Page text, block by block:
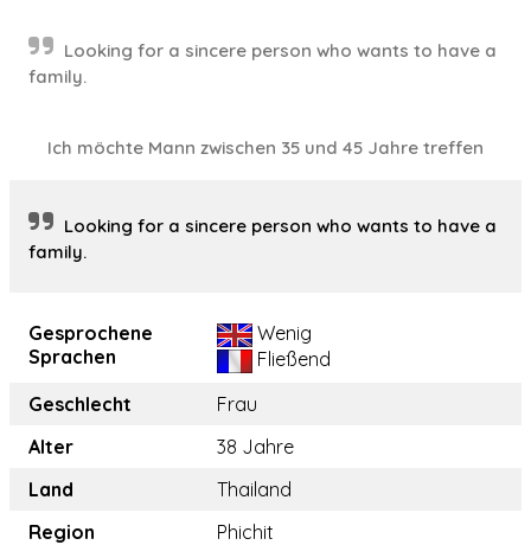
Looking for a sincere person who wants to have a
family.
Ich möchte Mann zwischen 35 und 45 Jahre treffen
Looking for a sincere person who wants to have a
family.
Gesprochene
Sprachen
Wenig
Fließend
Geschlecht
Frau
Alter
38 Jahre
Land
Thailand
Region
Phichit